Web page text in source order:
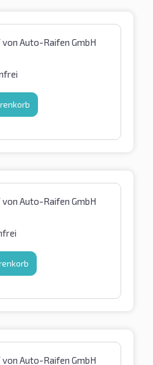
von Auto-Raifen GmbH
von Auto-Raifen GmbH
von Auto-Raifen GmbH